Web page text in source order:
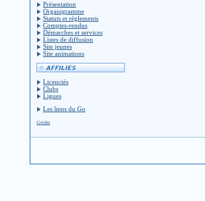
Présentation
Organigramme
Statuts et réglements
Comptes-rendus
Démarches et services
Listes de diffusion
Site jeunes
Site animations
Licenciés
Clubs
Ligues
Les liens du Go
Crédits